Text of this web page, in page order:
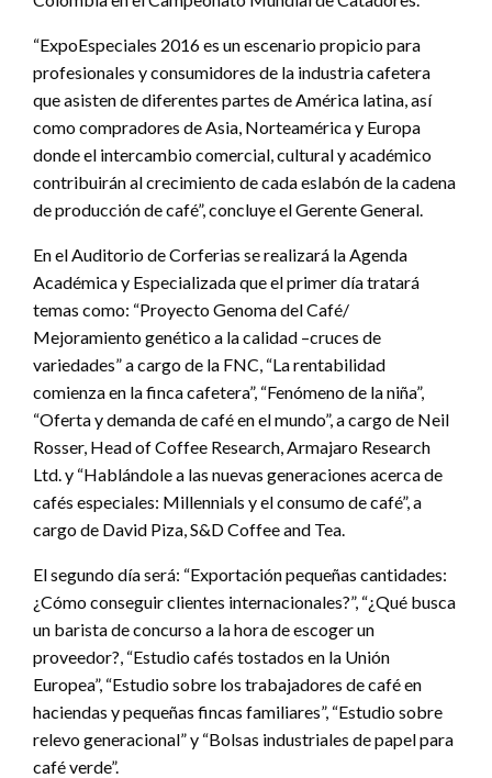
“ExpoEspeciales 2016 es un escenario propicio para
profesionales y consumidores de la industria cafetera
que asisten de diferentes partes de América latina, así
como compradores de Asia, Norteamérica y Europa
donde el intercambio comercial, cultural y académico
contribuirán al crecimiento de cada eslabón de la cadena
de producción de café”, concluye el Gerente General.
En el Auditorio de Corferias se realizará la Agenda
Académica y Especializada que el primer día tratará
temas como: “Proyecto Genoma del Café/
Mejoramiento genético a la calidad –cruces de
variedades” a cargo de la FNC, “La rentabilidad
comienza en la finca cafetera”, “Fenómeno de la niña”,
“Oferta y demanda de café en el mundo”, a cargo de Neil
Rosser, Head of Coffee Research, Armajaro Research
Ltd. y “Hablándole a las nuevas generaciones acerca de
cafés especiales: Millennials y el consumo de café”, a
cargo de David Piza, S&D Coffee and Tea.
El segundo día será: “Exportación pequeñas cantidades:
¿Cómo conseguir clientes internacionales?”, “¿Qué busca
un barista de concurso a la hora de escoger un
proveedor?, “Estudio cafés tostados en la Unión
Europea”, “Estudio sobre los trabajadores de café en
haciendas y pequeñas fincas familiares”, “Estudio sobre
relevo generacional” y “Bolsas industriales de papel para
café verde”.